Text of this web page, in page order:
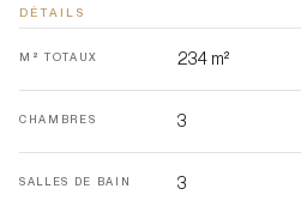
DÉTAILS
M² TOTAUX 234 m²
CHAMBRES 3
SALLES DE BAIN 3